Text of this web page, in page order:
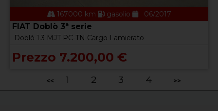
167000 km gasolio 06/2017
FIAT Doblò 3ª serie
Doblò 1.3 MJT PC-TN Cargo Lamierato
Prezzo 7.200,00 €
<< 1 2 3 4 >>